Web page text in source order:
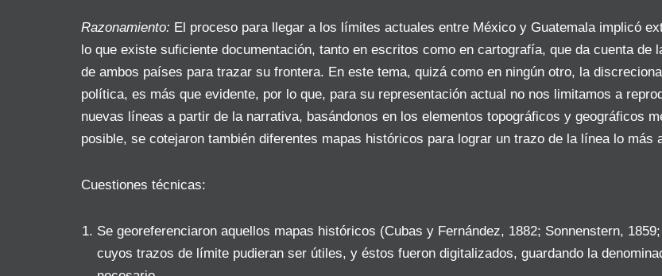
Razonamiento: El proceso para llegar a los límites actuales entre México y Guatemala implicó
lo que existe suficiente documentación, tanto en escritos como en cartografía, que da cuenta de
de ambos países para trazar su frontera. En este tema, quizá como en ningún otro, la
política, es más que evidente, por lo que, para su representación actual no nos limitamos a
nuevas líneas a partir de la narrativa, basándonos en los elementos topográficos y geográficos
posible, se cotejaron también diferentes mapas históricos para lograr un trazo de la línea lo más
Cuestiones técnicas:
Se georeferenciaron aquellos mapas históricos (Cubas y Fernández, 1882; Sonnenstern,
cuyos trazos de límite pudieran ser útiles, y éstos fueron digitalizados, guardando la